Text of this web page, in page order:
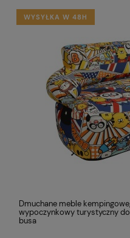
Volkswagen T5 T6 T6.1
Dmuchane meble
wypoczynkowy turystyczny do
busa
WYSYŁKA W 48H